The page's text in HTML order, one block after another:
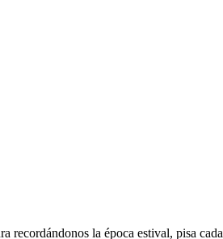
recordándonos la época estival, pisa cada